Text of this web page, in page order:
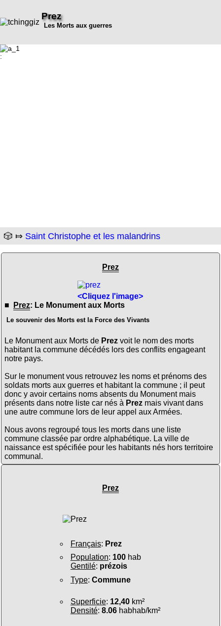
Prez
Les Morts aux guerres
:
🎲 ⤇ Saint Christophe et les malandrins
Prez
<Cliquez l'image>
■
Prez: Le Monument aux Morts
Le souvenir des Morts est la Force des Vivants
Le Monument aux Morts de Prezvoit le nom des morts
habitant la commune décédés lors des conflits engageant
notre pays.
Sur le monument vous retrouvez les noms et prénoms des
soldats morts aux guerres et habitant la commune ; il peut
donc y avoir certains noms absents du Monument mais
présents dans notre liste car nés à Prezmais vivant dans
une autre commune lors de leur appel aux Armées.
Nous avons regroupé tous les morts dans une liste
commune classée par ordre alphabétique. La ville de
naissance est spécifiée pour les habitants nés hors territoire
communal.
Prez
Français: Prez
Population: 100hab
Gentilé: prézois
Type: Commune
Superficie: 12,40km²
Densité: 8.06habhab/km²